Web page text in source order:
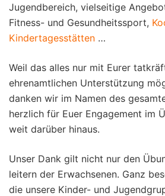
Jugendbereich, vielseitige
Fitness- und Gesundheitssport,
Kindertagesstätten …
Weil das alles nur mit Eurer
ehrenamtlichen Unterstützung
danken wir im Namen des
herzlich für Euer Engagement im
weit darüber hinaus.
Unser Dank gilt nicht nur den
leitern der Erwachsenen. Ganz
die unsere Kinder- und